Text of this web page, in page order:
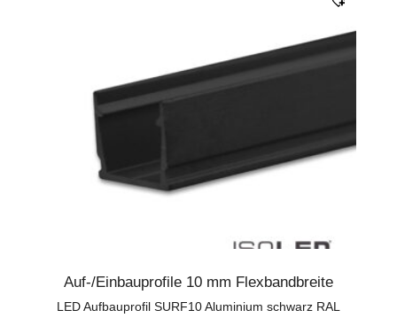
Auf-/Einbauprofile 10 mm Flexbandbreite
LED Aufbauprofil SURF10 Aluminium schwarz RAL